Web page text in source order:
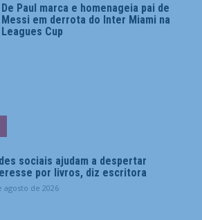
De Paul marca e homenageia pai de
Messi em derrota do Inter Miami na
Leagues Cup
sociais ajudam a despertar
por livros, diz escritora
agosto de 2026